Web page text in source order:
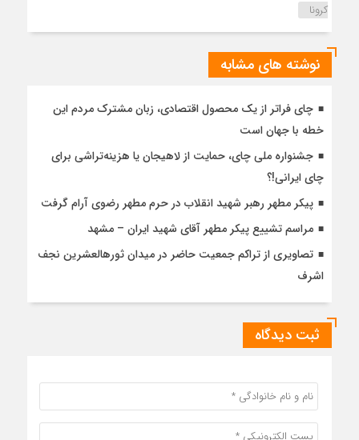
کرونا
نوشته های مشابه
چای فراتر از یک محصول اقتصادی، زبان مشترک مردم این
خطه با جهان است
جشنواره ملی چای، حمایت از لاهیجان یا هزینه‌تراشی برای
چای ایرانی!؟
پیکر مطهر رهبر شهید انقلاب در حرم مطهر رضوی آرام گرفت
مراسم تشییع پیکر مطهر آقای شهید ایران – مشهد
تصاویری از تراکم جمعیت حاضر در میدان ثورهالعشرین نجف
اشرف
ثبت دیدگاه